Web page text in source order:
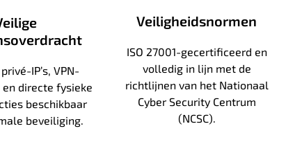
IP’s, VPN-
directe fysieke
beschikbaar
beveiliging.
Veiligheidsnormen
ISO 27001-gecertificeerd en
volledig in lijn met de
richtlijnen van het Nationaal
Cyber Security Centrum
(NCSC).